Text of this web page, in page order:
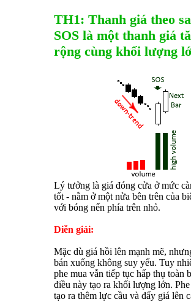
TH1: Thanh giá theo
SOS là một thanh giá
rộng cùng khối lượng
Lý tưởng là giá đóng cửa ở mức
tốt - nằm ở một nửa bên trên của
với bóng nến phía trên nhỏ.
Diễn giải:
Mặc dù giá hồi lên mạnh mẽ,
bán xuống không suy yếu. Tuy
phe mua vẫn tiếp tục hấp thụ toàn
điều này tạo ra khối lượng lớn.
tạo ra thêm lực cầu và đẩy giá lên